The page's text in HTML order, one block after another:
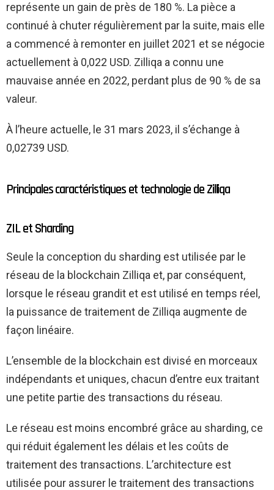
représente un gain de près de 180 %. La pièce a
continué à chuter régulièrement par la suite, mais elle
a commencé à remonter en juillet 2021 et se négocie
actuellement à 0,022 USD. Zilliqa a connu une
mauvaise année en 2022, perdant plus de 90 % de sa
valeur.
À l’heure actuelle, le 31 mars 2023, il s’échange à
0,02739 USD.
Principales caractéristiques et technologie de Zilliqa
ZIL et Sharding
Seule la conception du sharding est utilisée par le
réseau de la blockchain Zilliqa et, par conséquent,
lorsque le réseau grandit et est utilisé en temps réel,
la puissance de traitement de Zilliqa augmente de
façon linéaire.
L’ensemble de la blockchain est divisé en morceaux
indépendants et uniques, chacun d’entre eux traitant
une petite partie des transactions du réseau.
Le réseau est moins encombré grâce au sharding, ce
qui réduit également les délais et les coûts de
traitement des transactions. L’architecture est
utilisée pour assurer le traitement des transactions